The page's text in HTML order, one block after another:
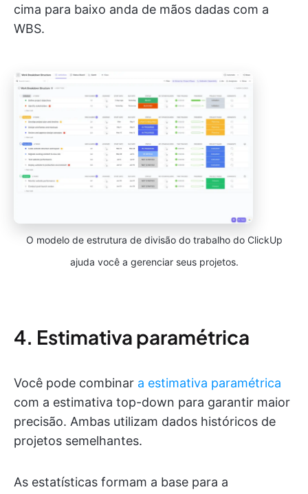
cima para baixo anda de mãos dadas com a
WBS.
O modelo de estrutura de divisão do trabalho do ClickUp
ajuda você a gerenciar seus projetos.
4. Estimativa paramétrica
Você pode combinar a estimativa paramétrica
com a estimativa top-down para garantir maior
precisão. Ambas utilizam dados históricos de
projetos semelhantes.
As estatísticas formam a base para a